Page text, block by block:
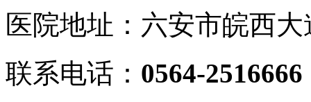
医院地址：六安市皖西
联系电话： 0564-2516666